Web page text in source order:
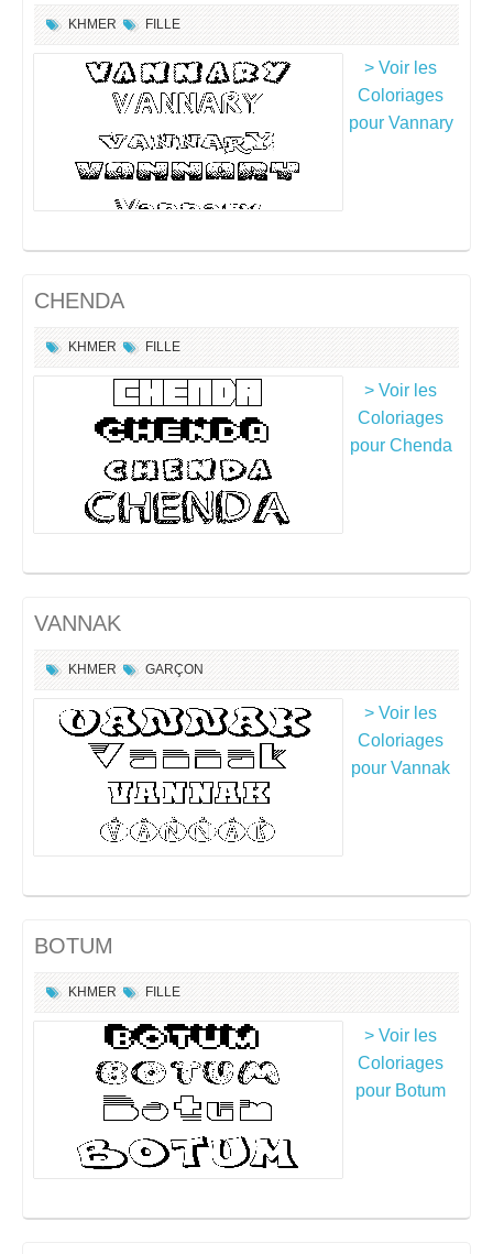
KHMER FILLE
> Voir les
Coloriages
pour Vannary
CHENDA
KHMER FILLE
> Voir les
Coloriages
pour Chenda
VANNAK
KHMER GARÇON
> Voir les
Coloriages
pour Vannak
BOTUM
KHMER FILLE
> Voir les
Coloriages
pour Botum